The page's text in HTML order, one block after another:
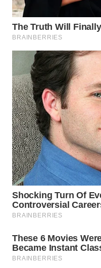
BOROBUDUR
WN
MADURA
WN
SURABAYA
WN
NATUNA
WN
BINTAN
WN
MANDALIKA
LIKUPANG